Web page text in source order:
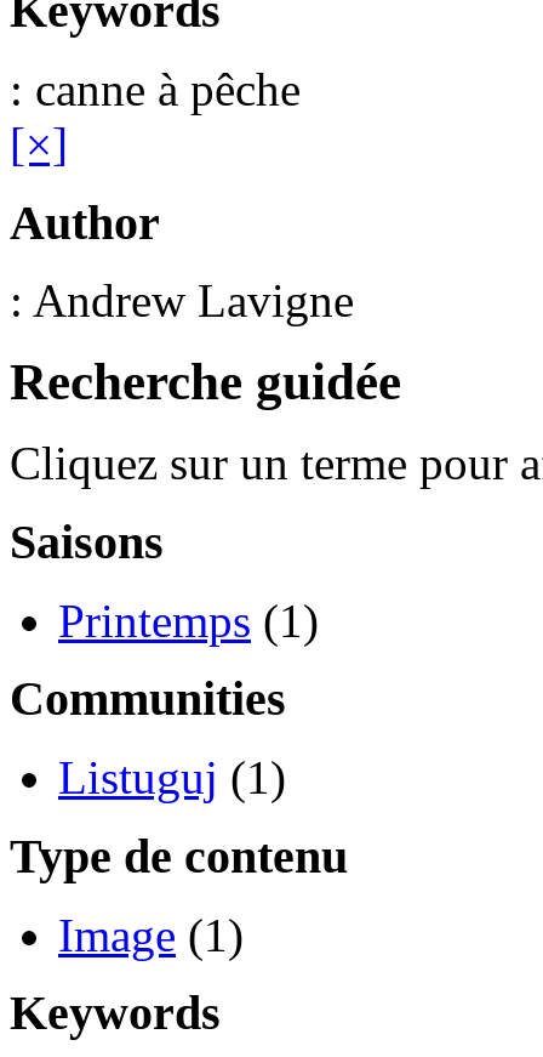
: canne à pêche
[×]
Author
: Andrew Lavigne
Recherche guidée
Cliquez sur un terme pour
Saisons
Printemps (1)
Communities
Listuguj (1)
Type de contenu
Image (1)
Keywords